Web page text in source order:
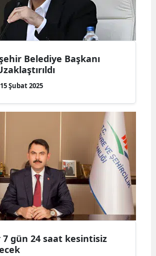
Belediye Başkanı
15 Şubat 2025
gün 24 saat kesintisiz